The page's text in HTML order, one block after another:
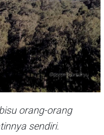
orang-orang
sendiri.